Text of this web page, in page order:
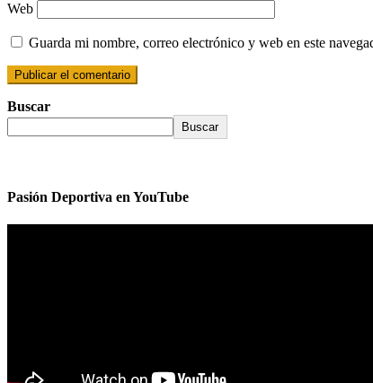
Web
Guarda mi nombre, correo electrónico y web en este
Buscar
Buscar
Pasión Deportiva en YouTube